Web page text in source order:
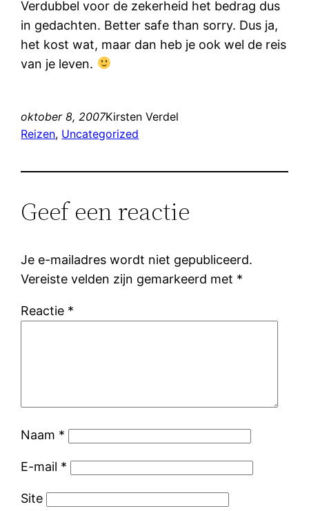
Verdubbel voor de zekerheid het bedrag dus
in gedachten. Better safe than sorry. Dus ja,
het kost wat, maar dan heb je ook wel de reis
van je leven.
oktober 8, 2007Kirsten Verdel
Reizen, Uncategorized
Geef een reactie
Je e-mailadres wordt niet gepubliceerd.
Vereiste velden zijn gemarkeerd met *
Reactie *
Naam *
E-mail *
Site